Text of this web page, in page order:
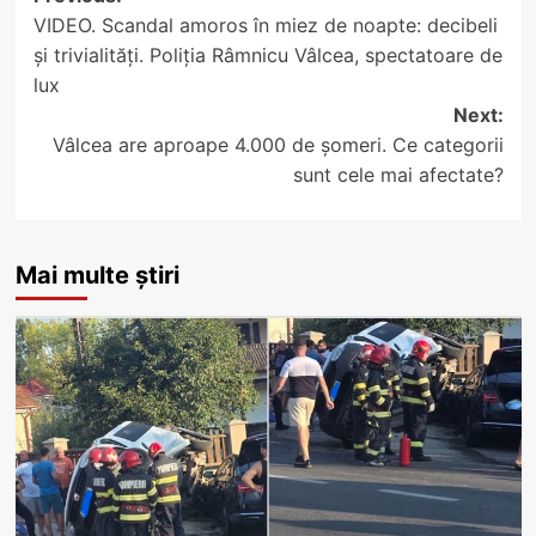
navigation
VIDEO. Scandal amoros în miez de noapte: decibeli
și trivialități. Poliția Râmnicu Vâlcea, spectatoare de
lux
Next:
Vâlcea are aproape 4.000 de șomeri. Ce categorii
sunt cele mai afectate?
Mai multe știri